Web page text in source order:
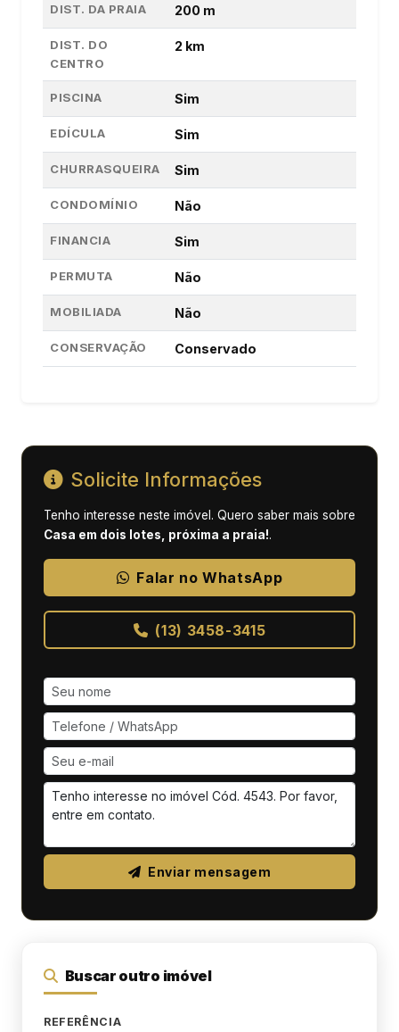
DIST. DA PRAIA 200 m
DIST. DO
CENTRO
2 km
PISCINA Sim
EDÍCULA Sim
CHURRASQUEIRA Sim
CONDOMÍNIO Não
FINANCIA Sim
PERMUTA Não
MOBILIADA Não
CONSERVAÇÃO Conservado
Solicite Informações
Tenho interesse neste imóvel. Quero saber mais sobre
Casa em dois lotes, próxima a praia!.
Falar no WhatsApp
(13) 3458-3415
Enviar mensagem
Buscar outro imóvel
REFERÊNCIA